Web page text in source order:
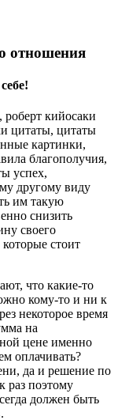
отношения
другому виду
им такую
снизить
своего
стоит
что какие-то
кому-то и ни к
некоторое время
на
цене именно
оплачивать?
да и решение по
раз поэтому
должен быть